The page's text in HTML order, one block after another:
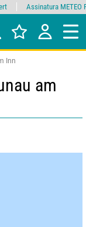
Inn
am
Assinatura METEO